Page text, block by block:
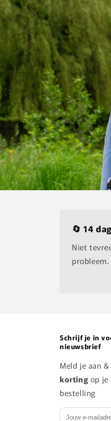
🔄 14
Niet
probleem.
Schrijf je in
nieuwsbrief
Meld je aan
korting op je
bestelling
E‑mail